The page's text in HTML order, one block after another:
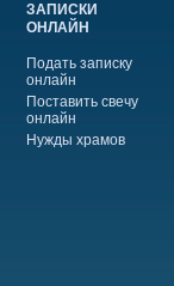
ЗАПИСКИ
ОНЛАЙН
Подать записку
онлайн
Поставить свечу
онлайн
Нужды храмов